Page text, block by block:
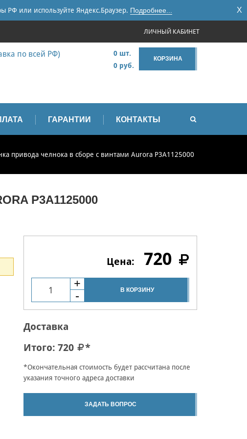
РФ или используйте Яндекс.Браузер. Подробнее... X
ЛИЧНЫЙ КАБИНЕТ
по всей РФ)
КОРЗИНА
0 шт.
0 руб.
ГАРАНТИИ КОНТАКТЫ
привода челнока в сборе с винтами Aurora P3A1125000
P3A1125000
720
В КОРЗИНУ
Доставка
Итого: 720 *
*Окончательная стоимость будет рассчитана после
указания точного адреса доставки
ЗАДАТЬ ВОПРОС